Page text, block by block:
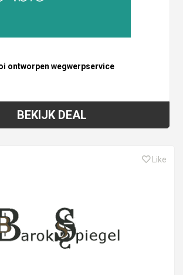
ontworpen wegwerpservice
BEKIJK DEAL
Like